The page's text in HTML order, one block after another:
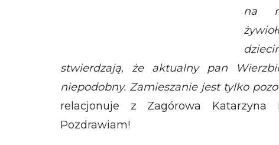
na
stwierdzają, że aktualny pan
niepodobny. Zamieszanie jest tylko
relacjonuje z Zagórowa Katarzyna
Pozdrawiam!